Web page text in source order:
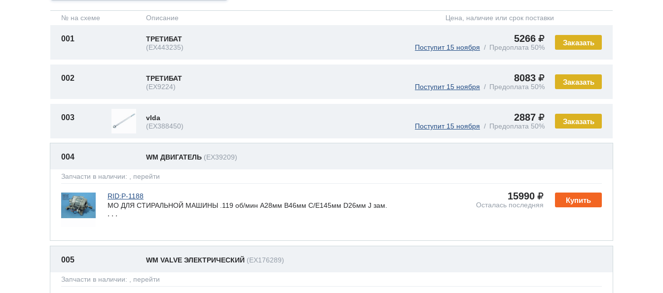
№ на схеме Описание Цена, наличие или срок поставки
Заказать
001
ТРЕТИБАТ
(EX443235)
5266
Поступит 15 ноября Предоплата 50%
Заказать
002
ТРЕТИБАТ
(EX9224)
8083
Поступит 15 ноября Предоплата 50%
Заказать
003
vIda
(EX388450)
2887
Поступит 15 ноября Предоплата 50%
004 WM ДВИГАТЕЛЬ (EX39209)
Запчасти в наличии: , перейти
Купить
RID:P-1188
МО ДЛЯ СТИРАЛЬНОЙ МАШИНЫ .119 об/мин А28мм В46мм С/Е145мм D26мм J зам.
15990
Осталась последняя
005 WM VALVE ЭЛЕКТРИЧЕСКИЙ (EX176289)
Запчасти в наличии: , перейти